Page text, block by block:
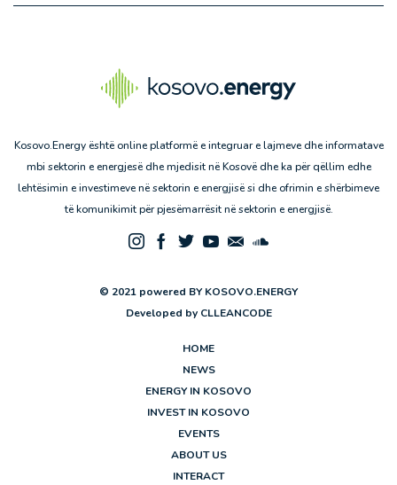
Kosovo.Energy është online platformë e integruar e lajmeve dhe informatave
mbi sektorin e energjesë dhe mjedisit në Kosovë dhe ka për qëllim edhe
lehtësimin e investimeve në sektorin e energjisë si dhe ofrimin e shërbimeve
të komunikimit për pjesëmarrësit në sektorin e energjisë.
© 2021 powered BY KOSOVO.ENERGY
Developed by CLLEANCODE
HOME
NEWS
ENERGY IN KOSOVO
INVEST IN KOSOVO
EVENTS
ABOUT US
INTERACT